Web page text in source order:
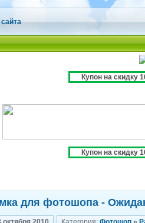
Купон на скидку
Купон на скидку
для фотошопа -